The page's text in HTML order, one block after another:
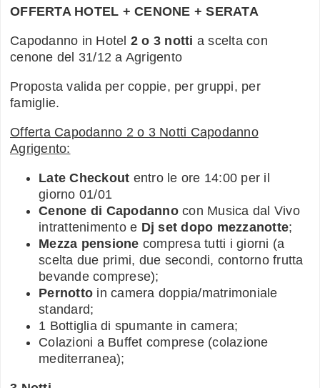
OFFERTA HOTEL + CENONE + SERATA
Capodanno in Hotel 2 o 3 notti a scelta con
cenone del 31/12 a Agrigento
Proposta valida per coppie, per gruppi, per
famiglie.
Offerta Capodanno 2 o 3 Notti Capodanno
Agrigento:
Late Checkout entro le ore 14:00 per il
giorno 01/01
Cenone di Capodannocon Musica dal Vivo
intrattenimento e Dj set dopo mezzanotte;
Mezza pensione compresa tutti i giorni (a
scelta due primi, due secondi, contorno frutta
bevande comprese);
Pernotto in camera doppia/matrimoniale
standard;
1 Bottiglia di spumante in camera;
Colazioni a Buffet comprese (colazione
mediterranea);